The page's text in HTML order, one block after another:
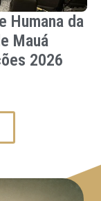
Humana da
Mauá
2026